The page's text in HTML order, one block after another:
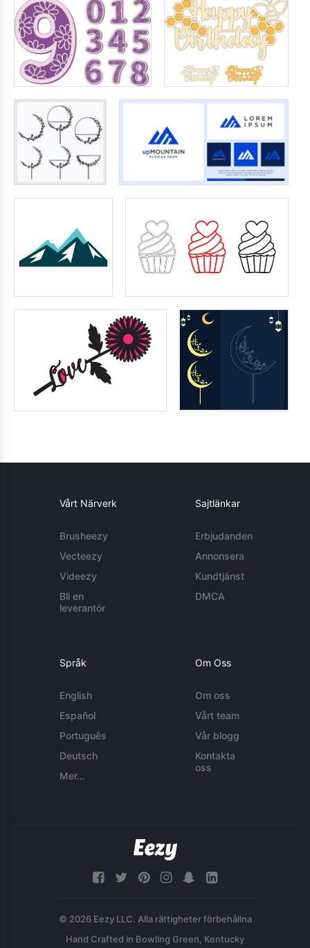
Vårt Närverk
Brusheezy
Vecteezy
Videezy
Bli en
leverantör
Sajtlänkar
Erbjudanden
Annonsera
Kundtjänst
DMCA
Språk
English
Español
Português
Deutsch
Mer...
Om Oss
Om oss
Vårt team
Vår blogg
Kontakta
oss
© 2026 Eezy LLC. Alla rättigheter förbehållna